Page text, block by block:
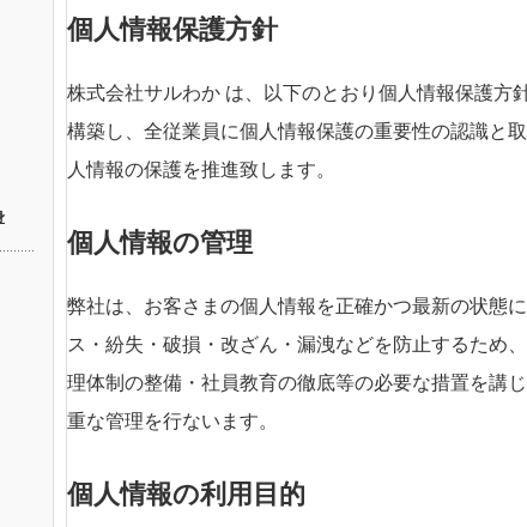
個人情報保護方針
株式会社サルわか は、以下のとおり個人情報保護方
構築し、全従業員に個人情報保護の重要性の認識と
人情報の保護を推進致します。
個人情報の管理
弊社は、お客さまの個人情報を正確かつ最新の状態
ス・紛失・破損・改ざん・漏洩などを防止するため
理体制の整備・社員教育の徹底等の必要な措置を講
重な管理を行ないます。
個人情報の利用目的